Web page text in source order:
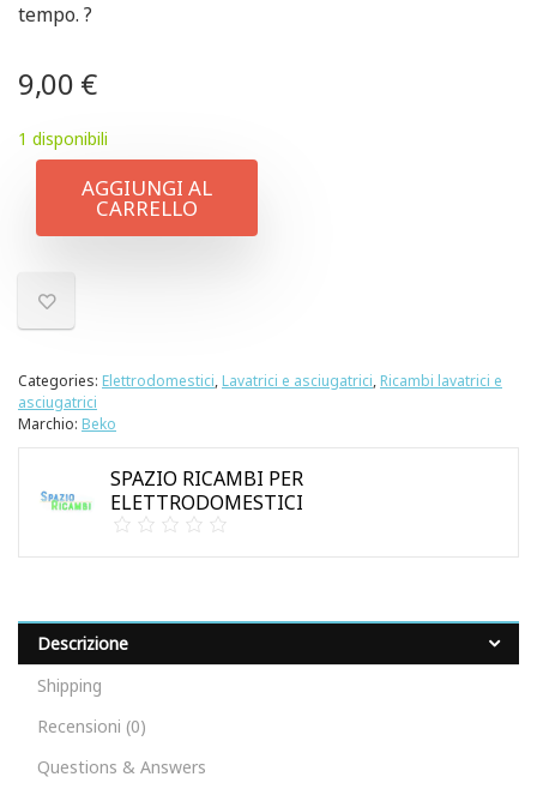
tempo. ?
9,00 €
1 disponibili
AGGIUNGI AL
CARRELLO
Categories: Elettrodomestici, Lavatrici e asciugatrici, Ricambi lavatrici e
asciugatrici
Marchio: Beko
SPAZIO RICAMBI PER
ELETTRODOMESTICI
Descrizione
Shipping
Recensioni (0)
Questions & Answers